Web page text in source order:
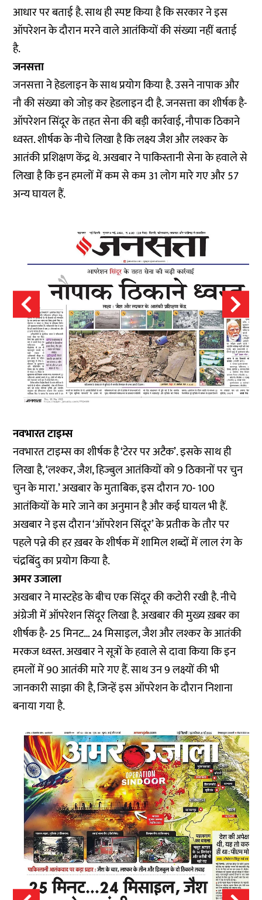
आधार पर बताई है. साथ ही स्पष्ट किया है कि सरकार ने इस
ऑपरेशन के दौरान मरने वाले आतंकियों की संख्या नहीं बताई
है.
जनसत्ता
जनसत्ता ने हेडलाइन के साथ प्रयोग किया है. उसने नापाक और
नौ की संख्या को जोड़ कर हेडलाइन दी है. जनसत्ता का शीर्षक है-
ऑपरेशन सिंदूर के तहत सेना की बड़ी कार्रवाई, नौपाक ठिकाने
ध्वस्त. शीर्षक के नीचे लिखा है कि लक्ष्य जैश और लश्कर के
आतंकी प्रशिक्षण केंद्र थे. अखबार ने पाकिस्तानी सेना के हवाले से
लिखा है कि इन हमलों में कम से कम 31 लोग मारे गए और 57
अन्य घायल हैं.
नवभारत टाइम्स
नवभारत टाइम्स का शीर्षक है ‘टेरर पर अटैक’. इसके साथ ही
लिखा है, ‘लश्कर, जैश, हिज्बुल आतंकियों को 9 ठिकानों पर चुन
चुन के मारा.’ अखबार के मुताबिक, इस दौरान 70- 100
आतंकियों के मारे जाने का अनुमान है और कई घायल भी हैं.
अखबार ने इस दौरान ‘ऑपरेशन सिंदूर’ के प्रतीक के तौर पर
पहले पन्ने की हर ख़बर के शीर्षक में शामिल शब्दों में लाल रंग के
चंद्रबिंदु का प्रयोग किया है.
अमर उजाला
अखबार ने मास्टहेड के बीच एक सिंदूर की कटोरी रखी है. नीचे
अंग्रेजी में ऑपरेशन सिंदूर लिखा है. अखबार की मुख्य ख़बर का
शीर्षक है- 25 मिनट… 24 मिसाइल, जैश और लश्कर के आतंकी
मरकज ध्वस्त. अखबार ने सूत्रों के हवाले से दावा किया कि इन
हमलों में 90 आतंकी मारे गए हैं. साथ उन 9 लक्ष्यों की भी
जानकारी साझा की है, जिन्हें इस ऑपरेशन के दौरान निशाना
बनाया गया है.